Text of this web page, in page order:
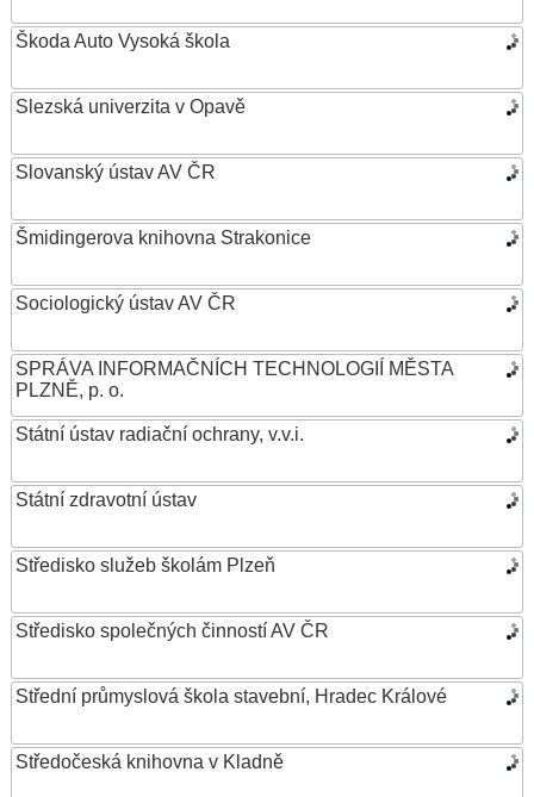
Škoda Auto Vysoká škola
Slezská univerzita v Opavě
Slovanský ústav AV ČR
Šmidingerova knihovna Strakonice
Sociologický ústav AV ČR
SPRÁVA INFORMAČNÍCH TECHNOLOGIÍ MĚSTA
PLZNĚ, p. o.
Státní ústav radiační ochrany, v.v.i.
Státní zdravotní ústav
Středisko služeb školám Plzeň
Středisko společných činností AV ČR
Střední průmyslová škola stavební, Hradec Králové
Středočeská knihovna v Kladně